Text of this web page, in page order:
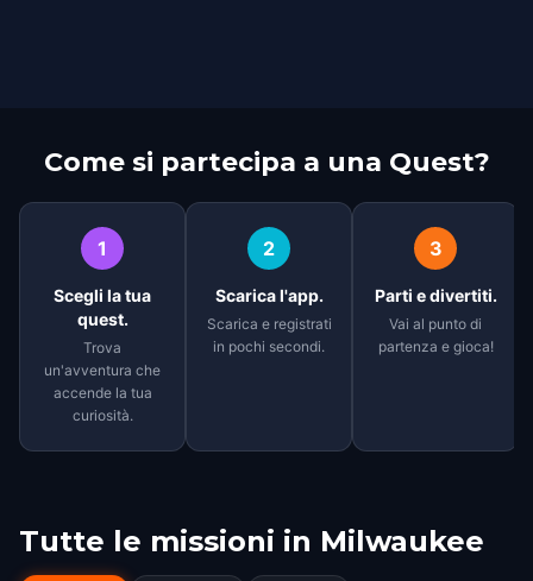
Come si partecipa a una Quest?
1
Scegli la tua
quest.
Trova
un'avventura che
accende la tua
curiosità.
2
Scarica l'app.
Scarica e registrati
in pochi secondi.
3
Parti e divertiti.
Vai al punto di
partenza e gioca!
Tutte le missioni in Milwaukee